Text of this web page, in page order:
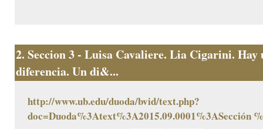
2. Seccion 3 - Luisa Cavaliere. Lia Cigarini. Hay
diferencia. Un di&...
http://www.ub.edu/duoda/bvid/text.php?
doc=Duoda%3Atext%3A2015.09.0001%3ASección